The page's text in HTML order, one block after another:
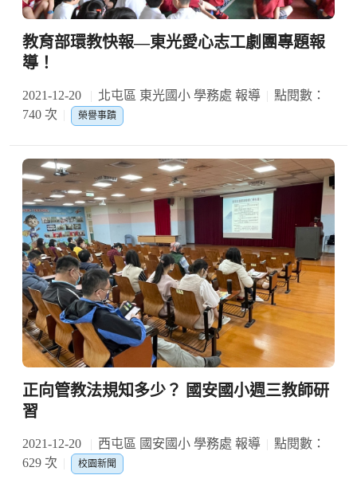
教育部環教快報—東光愛心志工劇團專題報
導！
2021-12-20 北屯區 東光國小 學務處 報導
點閱數：
740 次
榮譽事蹟
正向管教法規知多少？ 國安國小週三教師研
習
2021-12-20 西屯區 國安國小 學務處 報導
點閱數：
629 次
校園新聞